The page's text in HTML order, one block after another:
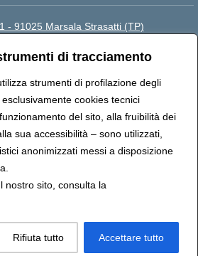
di tracciamento
strumenti di profilazione degli
cookies tecnici
del sito, alla fruibilità dei
sua accessibilità – sono utilizzati,
anonimizzati messi a disposizione
nostro sito, consulta la
Rifiuta tutto Accettare tutto
- 91025 Marsala Strasatti (TP)
(PEC):tpic81600v@pec.istruzione.it
TPIC81600V
Amministrazioni (IPA):